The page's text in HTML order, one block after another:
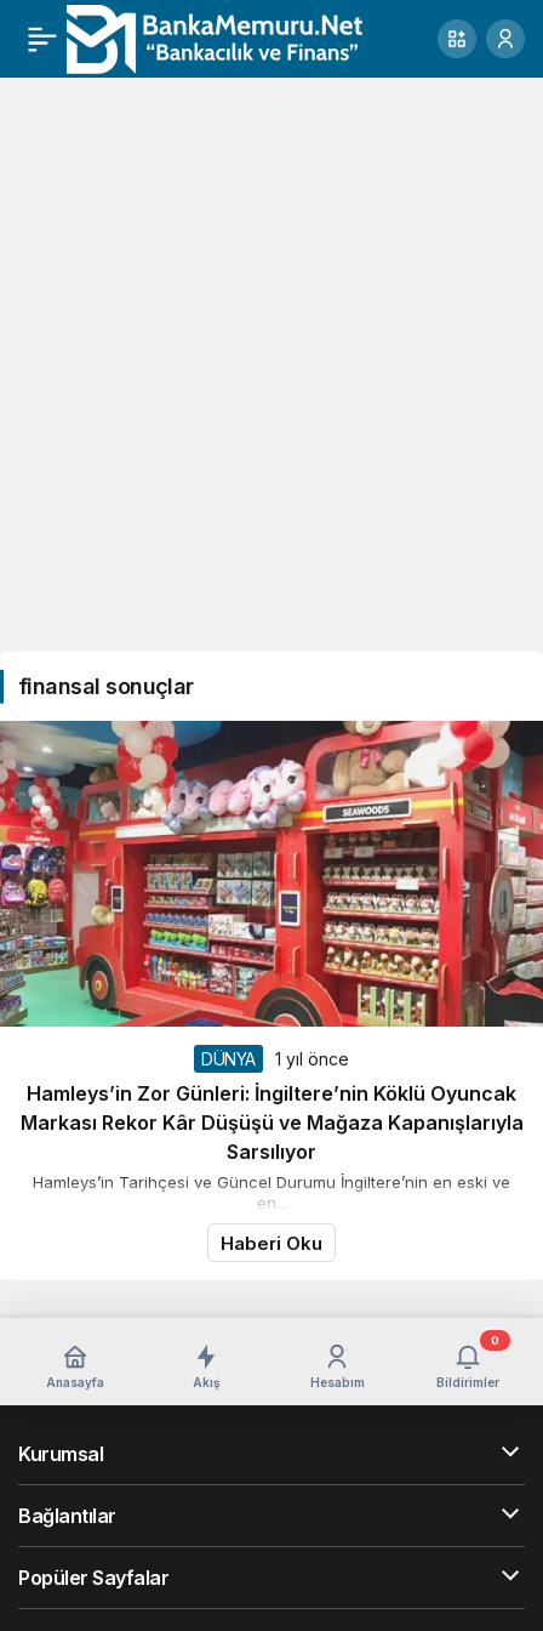
finansal sonuçlar
DÜNYA 1 yıl önce
Hamleys’in Zor Günleri: İngiltere’nin Köklü Oyuncak
Markası Rekor Kâr Düşüşü ve Mağaza Kapanışlarıyla
Sarsılıyor
Hamleys’in Tarihçesi ve Güncel Durumu İngiltere’nin en eski ve
en...
Haberi Oku
Anasayfa Akış Hesabım Bildirimler
0
Kurumsal
Bağlantılar
Popüler Sayfalar